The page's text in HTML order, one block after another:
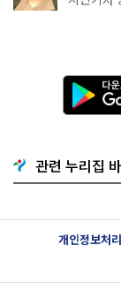
관련 누리집
개인정보처